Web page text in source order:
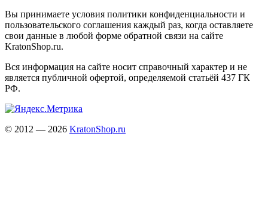
Вы принимаете условия политики конфиденциальности и
пользовательского соглашения каждый раз, когда оставляете
свои данные в любой форме обратной связи на сайте
KratonShop.ru.
Вся информация на сайте носит справочный характер и не
является публичной офертой, определяемой статьёй 437 ГК
РФ.
© 2012 — 2026 KratonShop.ru